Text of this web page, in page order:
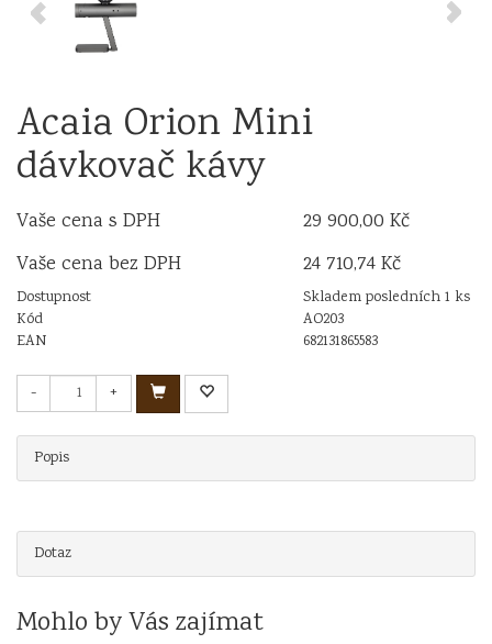
Acaia Orion Mini
dávkovač kávy
Vaše cena s DPH
29 900,00 Kč
Vaše cena bez DPH
24 710,74 Kč
Dostupnost
Skladem posledních 1 ks
Kód
AO203
EAN
682131865583
- +
Popis
Dotaz
Mohlo by Vás zajímat